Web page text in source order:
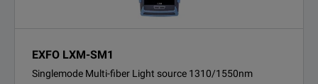
EXFO LXM-SM1
Singlemode Multi-fiber Light source 1310/1550nm